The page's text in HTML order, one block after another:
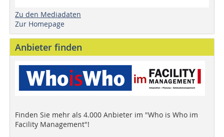
Zu den Mediadaten
Zur Homepage
Anbieter finden
Finden Sie mehr als 4.000 Anbieter im "Who is Who im
Facility Management"!